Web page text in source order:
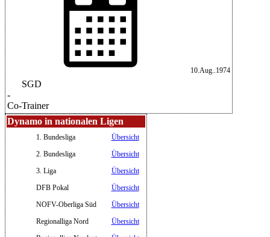
10.Aug..1974
SGD
-
Co-Trainer
Dynamo in nationalen Ligen
1. Bundesliga
Übersicht
2. Bundesliga
Übersicht
3. Liga
Übersicht
DFB Pokal
Übersicht
NOFV-Oberliga Süd
Übersicht
Regionalliga Nord
Übersicht